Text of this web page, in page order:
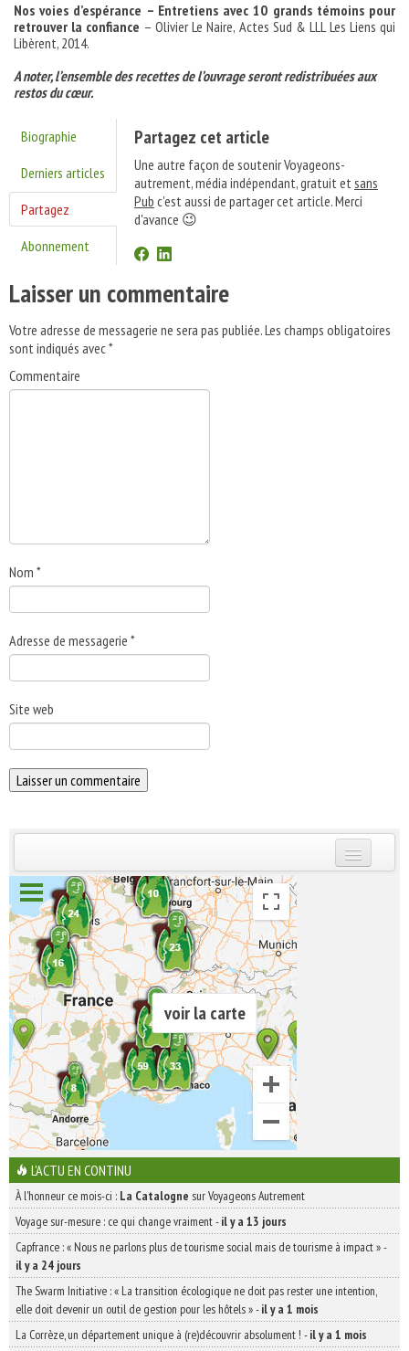
Nos voies d’espérance – Entretiens avec 10 grands témoins pour
retrouver la confiance – Olivier Le Naire, Actes Sud & LLL Les Liens qui
Libèrent, 2014.
A noter, l’ensemble des recettes de l’ouvrage seront redistribuées aux
restos du cœur.
Biographie
Derniers articles
Partagez
Abonnement
Partagez cet article
Une autre façon de soutenir Voyageons-
autrement, média indépendant, gratuit etsans
Pub c'est aussi de partager cet article. Merci
d'avance 😉
Laisser un commentaire
Votre adresse de messagerie ne sera pas publiée.Les champs obligatoires
sont indiqués avec*
Commentaire
Nom *
Adresse de messagerie *
Site web
INSCRIVEZ-VOUS | ABONNEZ-VOUS
voir la carte
L'ACTU EN CONTINU
À l'honneur ce mois-ci : La Catalogne sur Voyageons Autrement
Voyage sur-mesure : ce qui change vraiment-il y a 13 jours
Capfrance : « Nous ne parlons plus de tourisme social mais de tourisme à impact »-
il y a 24 jours
The Swarm Initiative : « La transition écologique ne doit pas rester une intention,
elle doit devenir un outil de gestion pour les hôtels »-il y a 1 mois
La Corrèze, un département unique à (re)découvrir absolument ! -il y a 1 mois